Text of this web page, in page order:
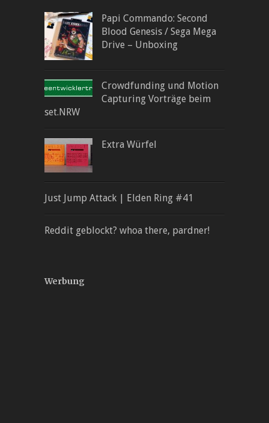
Papi Commando: Second
Blood Genesis / Sega Mega
Drive – Unboxing
Crowdfunding und Motion
Capturing Vorträge beim
set.NRW
Extra Würfel
Just Jump Attack | Elden Ring #41
Reddit geblockt? whoa there, pardner!
Werbung